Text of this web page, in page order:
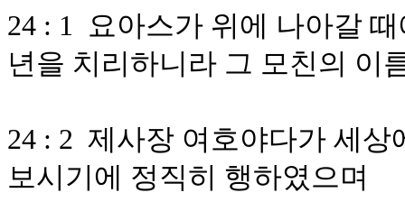
24 : 1 요아스가 위에 나아갈
년을 치리하니라 그 모친의 이
24 : 2 제사장 여호야다가 세
보시기에 정직히 행하였으며